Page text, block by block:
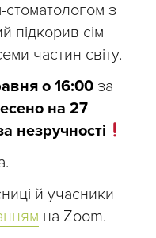
стоматологом з
підкорив сім
частин світу.
о 16:00 за
на 27
незручності
й учасники
на Zoom.